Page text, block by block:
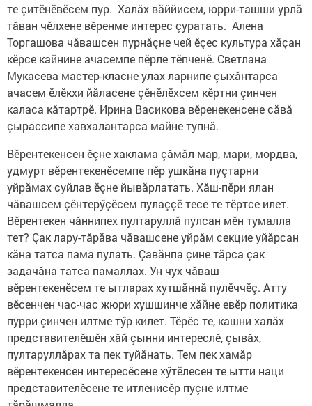
те çитӗнӗвӗсем пур. Халăх вăййи­сем, юрри-ташши урлă
тăван чӗлхене вӗренме интерес çуратать. Алена
Торгашова чăвашсен пурнăçне чей ӗçес культура хăçан
кӗрсе кайнине ачасемпе пӗрле тӗпченӗ. Светлана
Мукасева мастер-класне улах ларнипе çыхăнтарса
ачасем ӗлӗкхи йăласене çӗнӗлӗхсем кӗртни çинчен
каласа кăтартрӗ. Ирина Васикова вӗренекенсене сăвă
çырассипе хавхалантарса майне тупнă.
Вӗрентекенсен ӗçне хаклама çăмăл мар, мари, мордва,
удмурт вӗрентекенӗсемпе пӗр ушкăна пуçтарни
уйрăмах суйлав ӗçне йывăрлатать. Хăш-пӗри ялан
чăвашсем çӗнтерӳçӗсем пулаççӗ тесе те тӗртсе илет.
Вӗрентекен чăннипех пултаруллă пулсан мӗн тумалла
тет? Çак лару-тăрăва чăвашсене уйрăм секцие уйăр­сан
кăна татса пама пулать. Çавăнпа çине тăрса çак
задачăна татса памаллах. Ун чух чăваш
вӗрентекенӗсем те ытларах хутшăннă пулӗччӗç. Атту
вӗсенчен час-час жюри хушшинче хăйне евӗр политика
пурри çинчен илтме тӳр килет. Тӗрӗс те, кашни халăх
представителӗшӗн хăй çынни интереслӗ, çывăх,
пултаруллăрах та пек туйăнать. Тем пек хамăр
вӗрентекенсен интересӗсене хӳтӗлесен те ытти наци
представителӗсене те итленисӗр пуçне илтме